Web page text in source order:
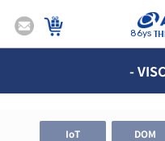
86ys
DOM
IoT